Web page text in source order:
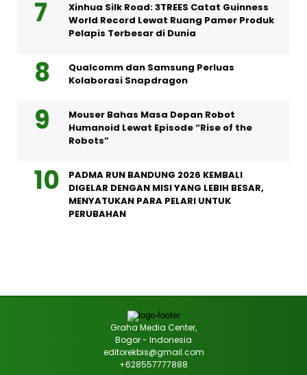
Xinhua Silk Road: 3TREES Catat Guinness
World Record Lewat Ruang Pamer Produk
Pelapis Terbesar di Dunia
Qualcomm dan Samsung Perluas
Kolaborasi Snapdragon
Mouser Bahas Masa Depan Robot
Humanoid Lewat Episode “Rise of the
Robots”
PADMA RUN BANDUNG 2026 KEMBALI
DIGELAR DENGAN MISI YANG LEBIH BESAR,
MENYATUKAN PARA PELARI UNTUK
PERUBAHAN
Graha Media Center,
Bogor - Indonesia
editorekbis@gmail.com
+628557777888